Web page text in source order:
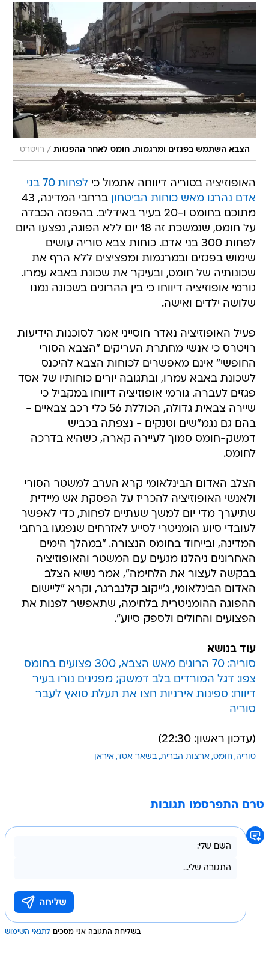
הצבא השתמש בפגזים ומרגמות. חומס לאחר ההפגזות / רויטרס
האופוזיציה בסוריה דיווחה אתמול כי
לפחות 70 בני
אדם נהרגו מאש כוחות הביטחון
ברחבי המדינה, 43
מתוכם בחומס ו-20 בעיר באידליב. בהפגזה הכבדה
על חומס, שנמשכת זה 18 יום ללא הפוגה, נפצעו היום
לפחות 300 בני אדם. כוחות צבא סוריה עושים
שימוש בפגזים ובמרגמות ומפציצים ללא הרף את
שכונותיה של חומס, ובעיקר את שכונת באבא עמרו.
גורמי אופוזיציה דיווחו כי בין ההרוגים בשכונה נמנו
שלושה ילדים ואישה.
פעיל האופוזיציה נאדר חוסייני אמר לסוכנות הידיעות
רויטרס כי אנשי מחתרת העריקים "הצבא הסורי
החופשי" אינם מאפשרים לכוחות הצבא להיכנס
לשכונת באבא עמרו, ובתגובה יורים כוחותיו של אסד
פגזים לעברה. גורמי אופוזיציה דיווחו במקביל כי
שיירה צבאית גדולה, הכוללת 56 כלי רכב צבאיים -
בהם גם נגמ"שים וטנקים - נצפתה בכביש
דמשק-חומס סמוך לעיירה קארה, כשהיא בדרכה
לחומס.
הצלב האדום הבינלאומי קרא הערב למשטר הסורי
ולאנשי האופוזיציה להכריז על הפסקת אש מיידית
שתיערך מדי יום למשך שעתיים לפחות, כדי לאפשר
לעובדי סיוע הומניטרי לסייע לאזרחים שנפגעו ברחבי
המדינה, ובייחוד בחומס הנצורה. "במהלך הימים
האחרונים ניהלנו מגעים עם המשטר והאופוזיציה
בבקשה לעצור את הלחימה", אמר נשיא הצלב
האדום הבינלאומי, ג'ייקוב קלנברגר, וקרא "ליישום
ההפוגה ההומניטרית בלחימה, שתאפשר לפנות את
הפצועים והחולים ולספק סיוע".
עוד בנושא
סוריה: 70 הרוגים מאש הצבא, 300 פצועים בחומס
צפו: דגל המורדים בלב דמשק; מפגינים נורו בעיר
דיווח: ספינות אירניות חצו את תעלת סואץ לעבר
סוריה
(עדכון ראשון: 22:30)
סוריה חומס ארצות הברית בשאר אסד איראן
טרם התפרסמו תגובות
בשליחת התגובה אני מסכים לתנאי השימוש